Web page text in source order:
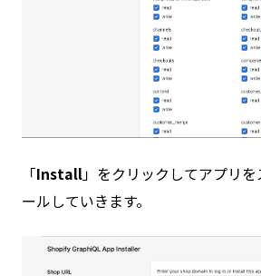
「Install」をクリックしてアプリ
ールしていきます。